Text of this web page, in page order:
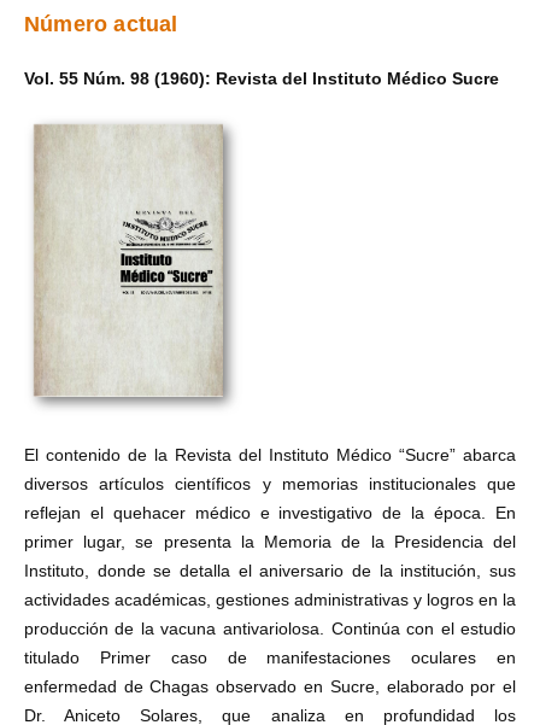
Número actual
Vol. 55 Núm. 98 (1960): Revista del Instituto Médico Sucre
El contenido de la Revista del Instituto Médico “Sucre” abarca
diversos artículos científicos y memorias institucionales que
reflejan el quehacer médico e investigativo de la época. En
primer lugar, se presenta la Memoria de la Presidencia del
Instituto, donde se detalla el aniversario de la institución, sus
actividades académicas, gestiones administrativas y logros en la
producción de la vacuna antivariolosa. Continúa con el estudio
titulado Primer caso de manifestaciones oculares en
enfermedad de Chagas observado en Sucre, elaborado por el
Dr. Aniceto Solares, que analiza en profundidad los